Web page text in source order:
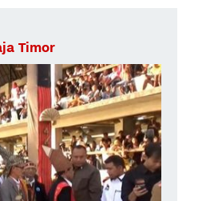
Timor